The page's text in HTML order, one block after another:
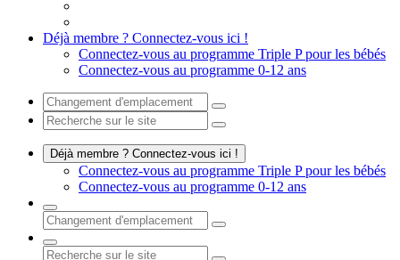
Déjà membre ? Connectez-vous ici !
Connectez-vous au programme Triple P pour les bébés
Connectez-vous au programme 0-12 ans
Déjà membre ? Connectez-vous ici !
Connectez-vous au programme Triple P pour les bébés
Connectez-vous au programme 0-12 ans